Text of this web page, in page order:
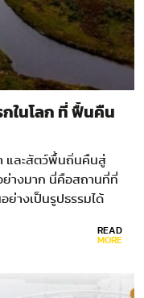
ในโลก ที่ ฟื้นคืน
และสัตว์พื้นถิ่นคืนสู่
างมาก นี่คือสถานที่ที่
ย่างเป็นรูปธรรมได้
READ
MORE